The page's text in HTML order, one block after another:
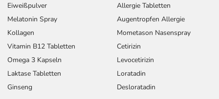
Eiweißpulver
Melatonin Spray
Kollagen
Vitamin B12 Tabletten
Omega 3 Kapseln
Laktase Tabletten
Ginseng
Allergie Tabletten
Augentropfen Allergie
Mometason Nasenspray
Cetirizin
Levocetirizin
Loratadin
Desloratadin